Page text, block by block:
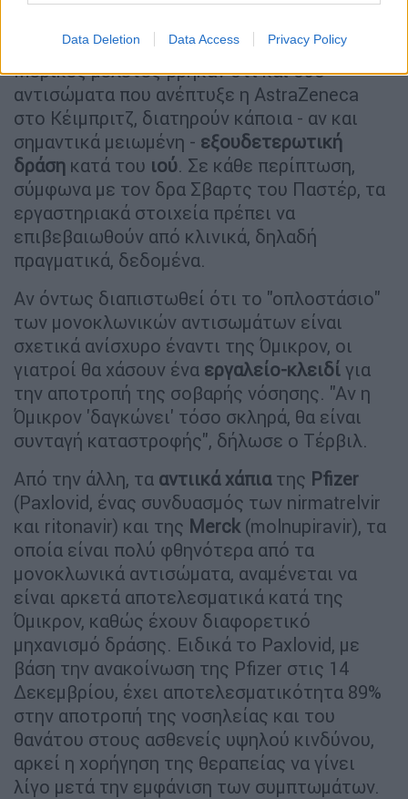
Data Deletion Data Access Privacy Policy
Μερικές μελέτες βρήκαν ότι και δύο
αντισώματα που ανέπτυξε η AstraZeneca
στο Κέιμπριτζ, διατηρούν κάποια - αν και
σημαντικά μειωμένη - εξουδετερωτική
δράση κατά του ιού. Σε κάθε περίπτωση,
σύμφωνα με τον δρα Σβαρτς του Παστέρ, τα
εργαστηριακά στοιχεία πρέπει να
επιβεβαιωθούν από κλινικά, δηλαδή
πραγματικά, δεδομένα.
Αν όντως διαπιστωθεί ότι το "οπλοστάσιο"
των μονοκλωνικών αντισωμάτων είναι
σχετικά ανίσχυρο έναντι της Όμικρον, οι
γιατροί θα χάσουν ένα εργαλείο-κλειδί για
την αποτροπή της σοβαρής νόσησης. "Αν η
Όμικρον 'δαγκώνει' τόσο σκληρά, θα είναι
συνταγή καταστροφής", δήλωσε ο Τέρβιλ.
Από την άλλη, τα αντιικά χάπιατης Pfizer
(Paxlovid, ένας συνδυασμός των nirmatrelvir
και ritonavir) και της Merck (molnupiravir), τα
οποία είναι πολύ φθηνότερα από τα
μονοκλωνικά αντισώματα, αναμένεται να
είναι αρκετά αποτελεσματικά κατά της
Όμικρον, καθώς έχουν διαφορετικό
μηχανισμό δράσης. Ειδικά το Paxlovid, με
βάση την ανακοίνωση της Pfizer στις 14
Δεκεμβρίου, έχει αποτελεσματικότητα 89%
στην αποτροπή της νοσηλείας και του
θανάτου στους ασθενείς υψηλού κινδύνου,
αρκεί η χορήγηση της θεραπείας να γίνει
λίγο μετά την εμφάνιση των συμπτωμάτων.